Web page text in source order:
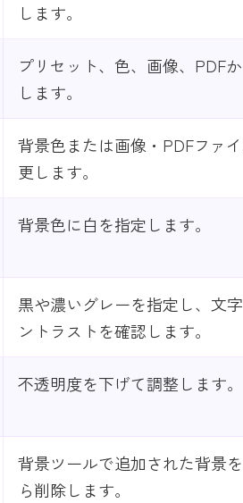
します。
プリセット、色、画像、PDF
します。
背景色または画像・PDFファ
更します。
背景色に白を指定します。
黒や濃いグレーを指定し、文
ントラストを確認します。
不透明度を下げて調整します。
背景ツールで追加された背景
ら削除します。